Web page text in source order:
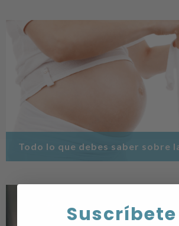
Suscríbete